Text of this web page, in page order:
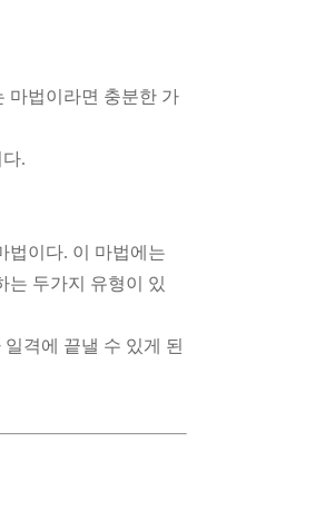
마법이라면 충분한 가
.
법이다. 이 마법에는
는 두가지 유형이 있
격에 끝낼 수 있게 된